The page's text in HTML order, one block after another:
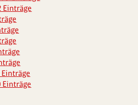
Einträge
Einträge
Einträge